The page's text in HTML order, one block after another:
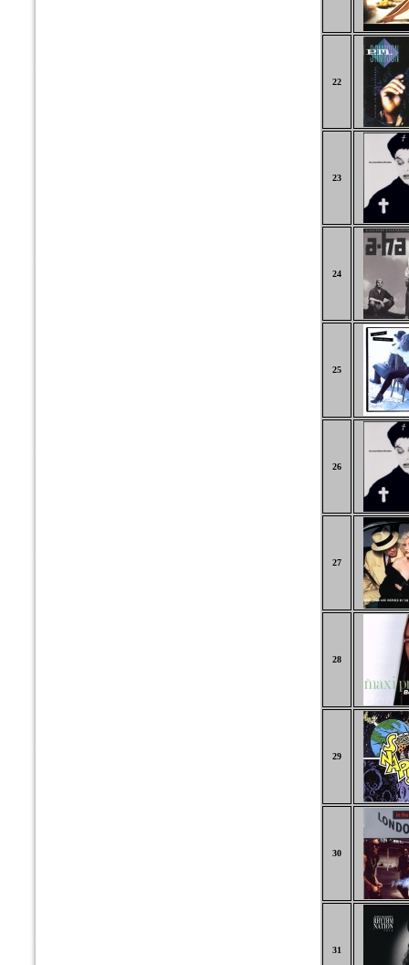
22
23
24
25
26
27
28
29
30
31